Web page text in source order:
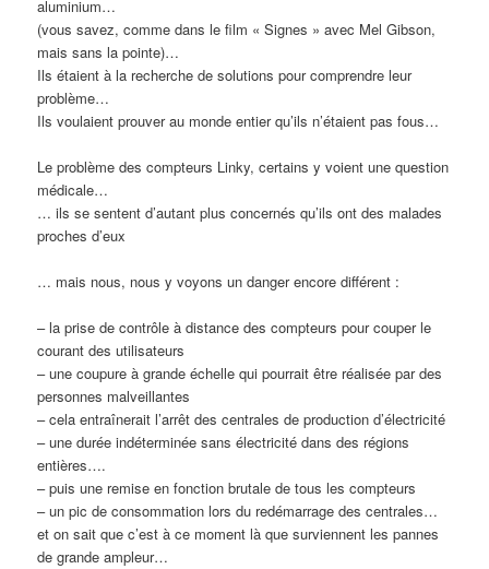
aluminium…
(vous savez, comme dans le film « Signes » avec Mel Gibson,
mais sans la pointe)…
Ils étaient à la recherche de solutions pour comprendre leur
problème…
Ils voulaient prouver au monde entier qu’ils n’étaient pas fous…
Le problème des compteurs Linky, certains y voient une question
médicale…
… ils se sentent d’autant plus concernés qu’ils ont des malades
proches d’eux
… mais nous, nous y voyons un danger encore différent :
– la prise de contrôle à distance des compteurs pour couper le
courant des utilisateurs
– une coupure à grande échelle qui pourrait être réalisée par des
personnes malveillantes
– cela entraînerait l’arrêt des centrales de production d’électricité
– une durée indéterminée sans électricité dans des régions
entières….
– puis une remise en fonction brutale de tous les compteurs
– un pic de consommation lors du redémarrage des centrales…
et on sait que c’est à ce moment là que surviennent les pannes
de grande ampleur…